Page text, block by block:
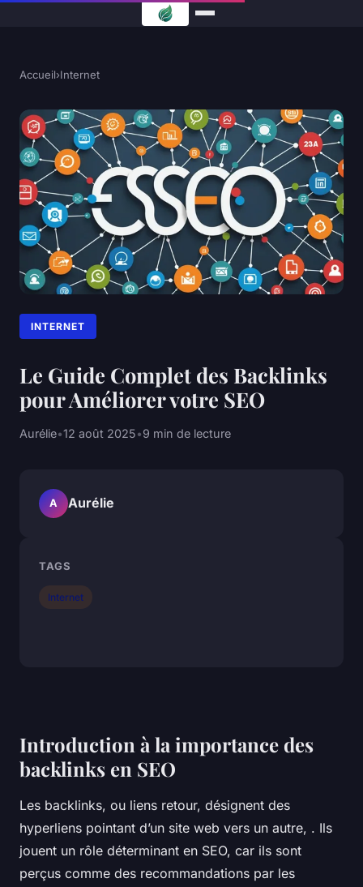
Accueil›Internet
INTERNET
Le Guide Complet des Backlinks
pour Améliorer votre SEO
Aurélie•12 août 2025•9 min de lecture
Introduction à la importance des
backlinks en SEO
Les backlinks, ou liens retour, désignent des
hyperliens pointant d’un site web vers un autre, . Ils
jouent un rôle déterminant en SEO, car ils sont
perçus comme des recommandations par les
A Aurélie
TAGS
Internet